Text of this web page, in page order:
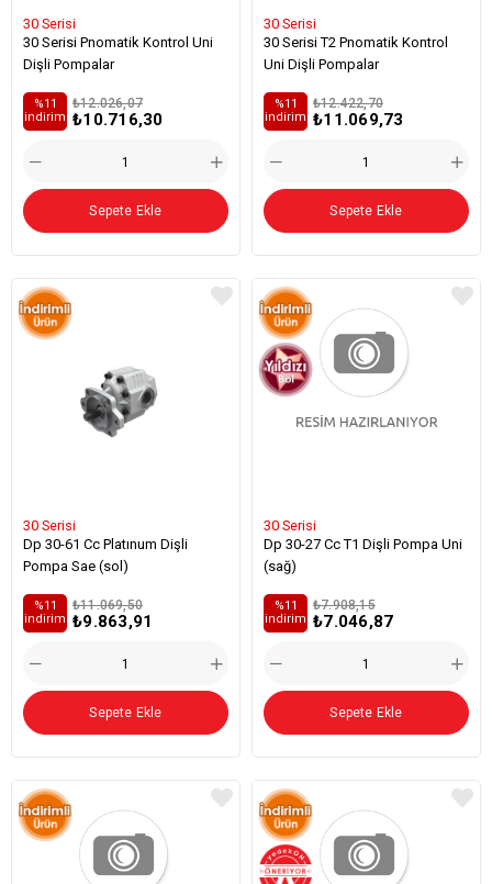
30 Serisi
30 Serisi Pnomatik Kontrol Uni
Dişli Pompalar
₺10.716,30
₺12.026,07
%11
i̇ndirim
Sepete Ekle
30 Serisi
30 Serisi T2 Pnomatik Kontrol
Uni Dişli Pompalar
₺11.069,73
₺12.422,70
%11
i̇ndirim
Sepete Ekle
30 Serisi
Dp 30-61 Cc Platınum Dişli
Pompa Sae (sol)
₺9.863,91
₺11.069,50
%11
i̇ndirim
Sepete Ekle
30 Serisi
Dp 30-27 Cc T1 Dişli Pompa Uni
(sağ)
₺7.046,87
₺7.908,15
%11
i̇ndirim
Sepete Ekle